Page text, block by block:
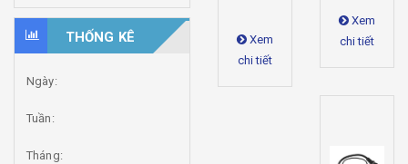
Xem
chi tiết
Xem
chi tiết
THỐNG KÊ
Ngày:
Tuần:
Tháng: